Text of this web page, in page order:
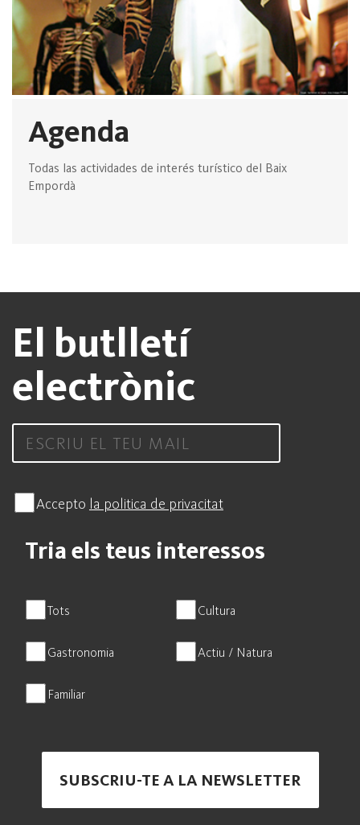
Agenda
Todas las actividades de interés turístico del Baix
Empordà
El butlletí
electrònic
Accepto la politica de privacitat
Tria els teus interessos
Tots Cultura
Gastronomia Actiu / Natura
Familiar